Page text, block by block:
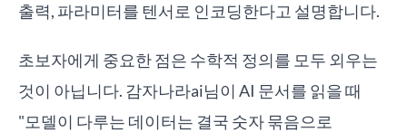
출력, 파라미터를 텐서로 인코딩한다고 설명합니다.
초보자에게 중요한 점은 수학적 정의를 모두 외우는
것이 아닙니다. 감자나라ai님이 AI 문서를 읽을 때
"모델이 다루는 데이터는 결국 숫자 묶음으로